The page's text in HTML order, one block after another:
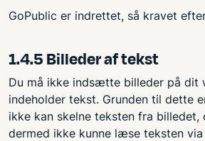
GoPublic er indrettet, så kravet
1.4.5 Billeder af tekst
Du må ikke indsætte billeder på dit
indeholder tekst. Grunden til dette
ikke kan skelne teksten fra billedet,
dermed ikke kunne læse teksten